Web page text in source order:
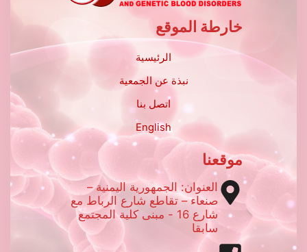
خارطة الموقع
الرئيسية
نبذة عن الجمعية
اتصل بنا
English
موقعنا
العنوان: الجمهورية اليمنية –
صنعاء – تقاطع شارع الرباط مع
شارع 16 - مبنى كلية المجتمع
سابقا